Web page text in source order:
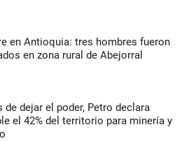
en Antioquia: tres hombres fueron
en zona rural de Abejorral
de dejar el poder, Petro declara
el 42% del territorio para minería y